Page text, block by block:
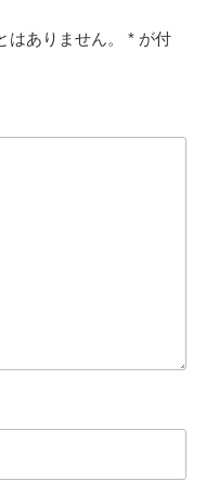
ありません。 * が付